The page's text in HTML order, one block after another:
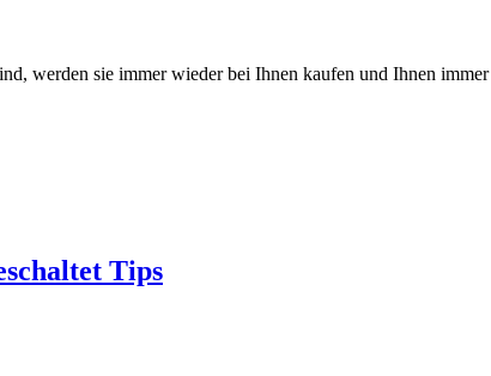
werden sie immer wieder bei Ihnen kaufen und Ihnen
Tips